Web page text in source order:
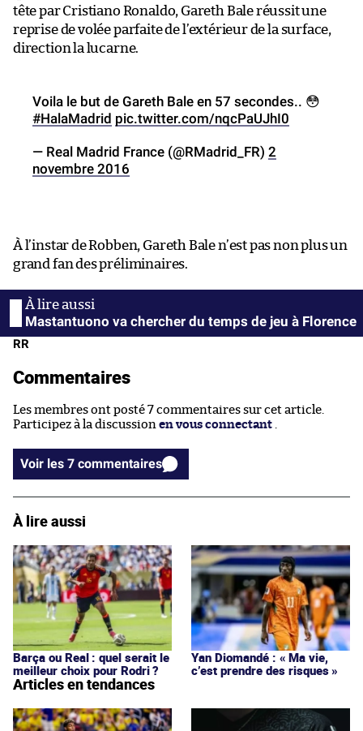
tête par Cristiano Ronaldo, Gareth Bale réussit une
reprise de volée parfaite de l’extérieur de la surface,
direction la lucarne.
Voila le but de Gareth Bale en 57 secondes.. 😳
#HalaMadrid pic.twitter.com/nqcPaUJhI0
— Real Madrid France (@RMadrid_FR) 2
novembre 2016
À l’instar de Robben, Gareth Bale n’est pas non plus un
grand fan des préliminaires.
Mastantuono va chercher du temps de jeu à Florence
RR
Commentaires
Les membres ont posté 7 commentaires sur cet article.
Participez à la discussion en vous connectant
Voir les 7 commentaires
À lire aussi
Barça ou Real : quel serait le
meilleur choix pour Rodri ?
Yan Diomandé : « Ma vie,
c’est prendre des risques »
Articles en tendances